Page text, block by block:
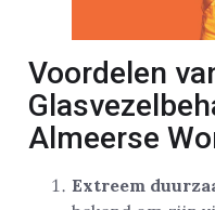
Voordelen
Almeerse
Extreem